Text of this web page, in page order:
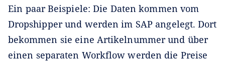
Ein paar Beispiele: Die Daten kommen vom
Dropshipper und werden im SAP angelegt. Dort
bekommen sie eine Artikelnummer und über
einen separaten Workflow werden die Preise